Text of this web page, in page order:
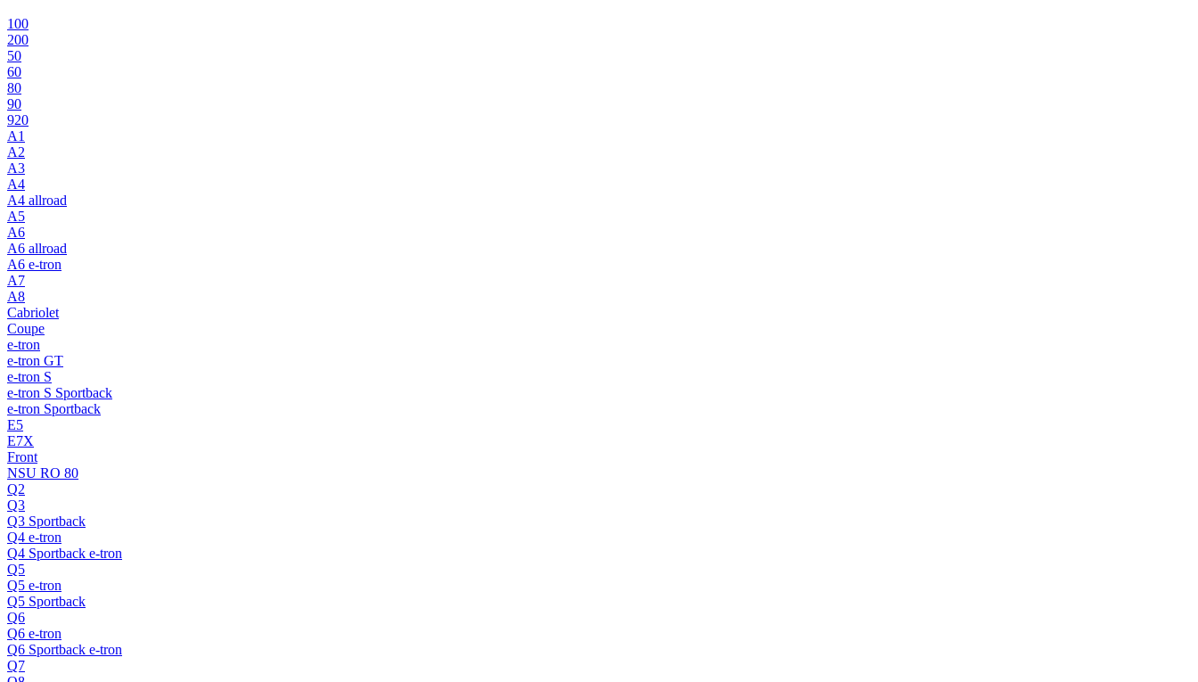
100
200
50
60
80
90
920
A1
A2
A3
A4
A4 allroad
A5
A6
A6 allroad
A6 e-tron
A7
A8
Cabriolet
Coupe
e-tron
e-tron GT
e-tron S
e-tron S Sportback
e-tron Sportback
E5
E7X
Front
NSU RO 80
Q2
Q3
Q3 Sportback
Q4 e-tron
Q4 Sportback e-tron
Q5
Q5 e-tron
Q5 Sportback
Q6
Q6 e-tron
Q6 Sportback e-tron
Q7